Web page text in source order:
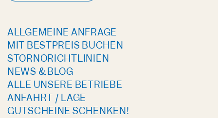
ALLGEMEINE ANFRAGE
MIT BESTPREIS BUCHEN
STORNORICHTLINIEN
NEWS & BLOG
ALLE UNSERE BETRIEBE
ANFAHRT / LAGE
GUTSCHEINE SCHENKEN!